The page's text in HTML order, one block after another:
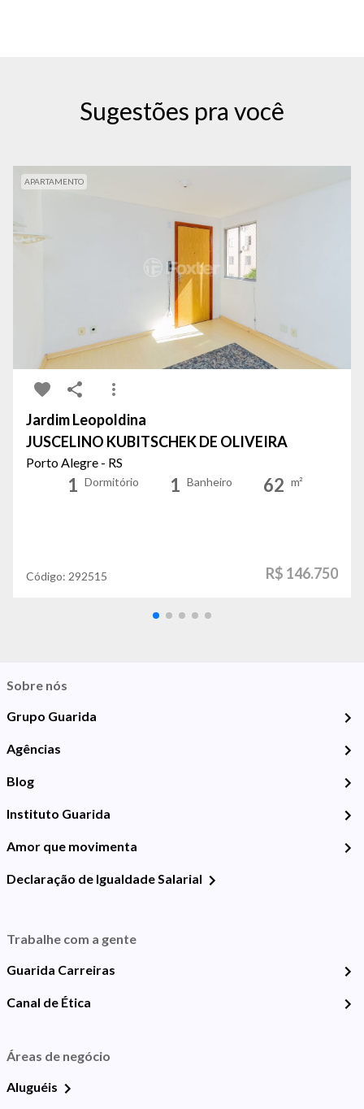
Sugestões pra você
APARTAMENTO
Jardim Leopoldina
JUSCELINO KUBITSCHEK DE OLIVEIRA
Porto Alegre - RS
1 Dormitório 1 Banheiro 62 m²
Código: 292515 R$ 146.750
Sobre nós
Grupo Guarida
Agências
Blog
Instituto Guarida
Amor que movimenta
Declaração de Igualdade Salarial
Trabalhe com a gente
Guarida Carreiras
Canal de Ética
Áreas de negócio
Aluguéis